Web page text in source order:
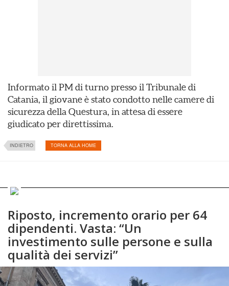
Informato il PM di turno presso il Tribunale di
Catania, il giovane è stato condotto nelle camere di
sicurezza della Questura, in attesa di essere
giudicato per direttissima.
INDIETRO TORNA ALLA HOME
Riposto, incremento orario per 64
dipendenti. Vasta: “Un
investimento sulle persone e sulla
qualità dei servizi”